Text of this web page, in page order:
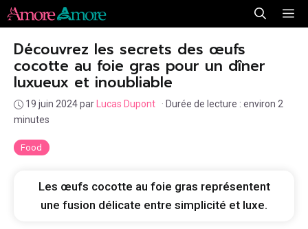
Aller
au
contenu
Food
Découvrez les secrets des œufs
cocotte au foie gras pour un dîner
luxueux et inoubliable
19 juin 2024par Lucas Dupont · Durée de lecture : environ 2
minutes
Les œufs cocotte au foie gras représentent
une fusion délicate entre simplicité et luxe.